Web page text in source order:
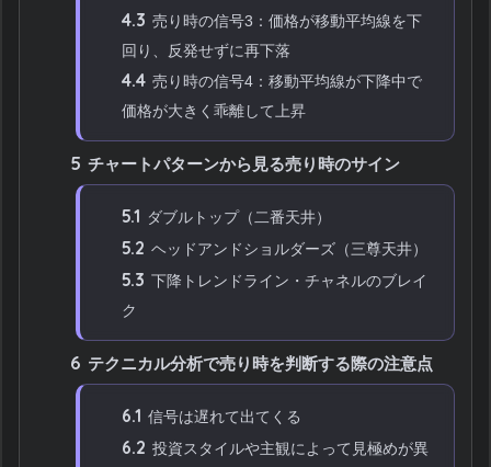
4.3 売り時の信号3：価格が移動平均線を下
回り、反発せずに再下落
4.4 売り時の信号4：移動平均線が下降中で
価格が大きく乖離して上昇
5 チャートパターンから見る売り時のサイン
5.1 ダブルトップ（二番天井）
5.2 ヘッドアンドショルダーズ（三尊天井）
5.3 下降トレンドライン・チャネルのブレイ
ク
6 テクニカル分析で売り時を判断する際の注意点
6.1 信号は遅れて出てくる
6.2 投資スタイルや主観によって見極めが異